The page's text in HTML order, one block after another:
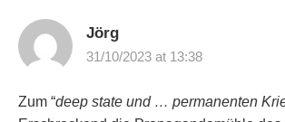
Jörg
31/10/2023 at 13:38
Zum “deep state und … permanenten